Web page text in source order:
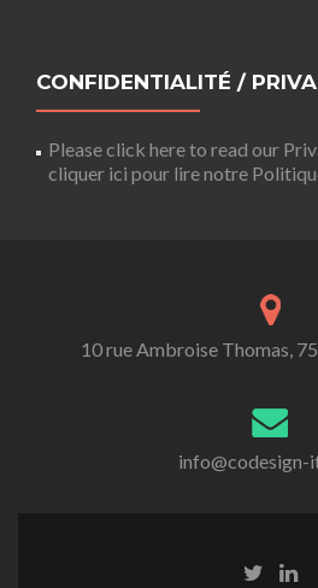
CONFIDENTIALITÉ /
Please click here to read our
cliquer ici pour lire notre
10 rue Ambroise Thomas,
info@codesign-